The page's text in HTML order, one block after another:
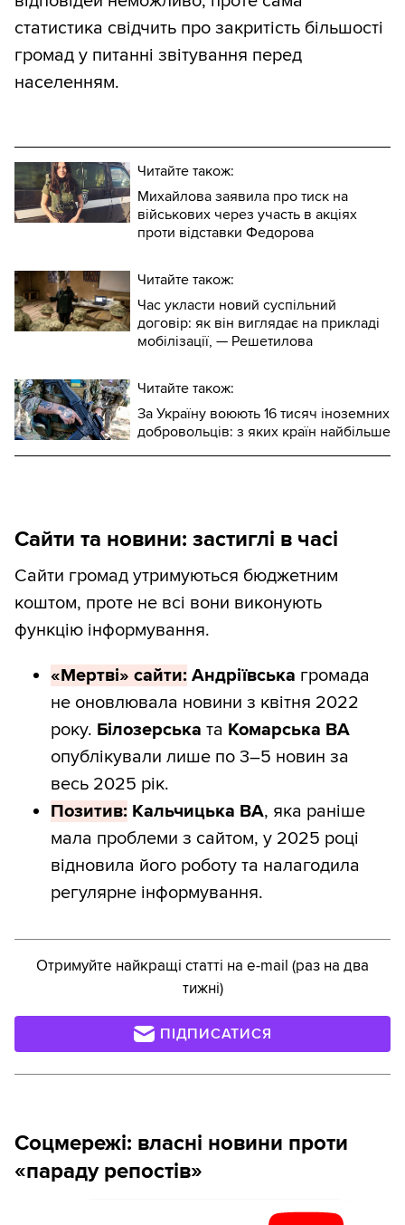
статистика свідчить про закритість більшості
громад у питанні звітування перед
населенням.
Читайте також:
Михайлова заявила про тиск на
військових через участь в акціях
проти відставки Федорова
Читайте також:
Час укласти новий суспільний
договір: як він виглядає на прикладі
мобілізації, — Решетилова
Читайте також:
За Україну воюють 16 тисяч іноземних
добровольців: з яких країн найбільше
Сайти та новини: застиглі в часі
Сайти громад утримуються бюджетним
коштом, проте не всі вони виконують
функцію інформування.
«Мертві» сайти: Андріївська громада
не оновлювала новини з квітня 2022
року. Білозерська та Комарська ВА
опублікували лише по 3–5 новин за
весь 2025 рік.
Позитив: Кальчицька ВА, яка раніше
мала проблеми з сайтом, у 2025 році
відновила його роботу та налагодила
регулярне інформування.
Отримуйте найкращі статті на e-mail (раз на два
тижні)
ПІДПИСАТИСЯ
Соцмережі: власні новини проти
«параду репостів»